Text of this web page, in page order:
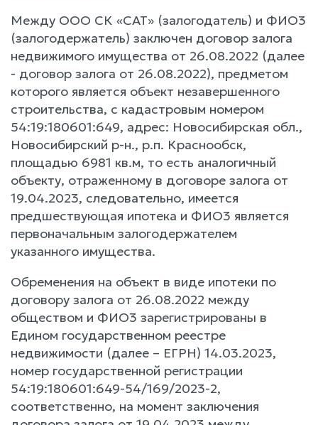
Между ООО СК «САТ» (залогодатель) и ФИО3
(залогодержатель) заключен договор залога
недвижимого имущества от 26.08.2022 (далее
- договор залога от 26.08.2022), предметом
которого является объект незавершенного
строительства, с кадастровым номером
54:19:180601:649, адрес: Новосибирская обл.,
Новосибирский р-н., р.п. Краснообск,
площадью 6981 кв.м, то есть аналогичный
объекту, отраженному в договоре залога от
19.04.2023, следовательно, имеется
предшествующая ипотека и ФИО3 является
первоначальным залогодержателем
указанного имущества.
Обременения на объект в виде ипотеки по
договору залога от 26.08.2022 между
обществом и ФИО3 зарегистрированы в
Едином государственном реестре
недвижимости (далее – ЕГРН) 14.03.2023,
номер государственной регистрации
54:19:180601:649-54/169/2023-2,
соответственно, на момент заключения